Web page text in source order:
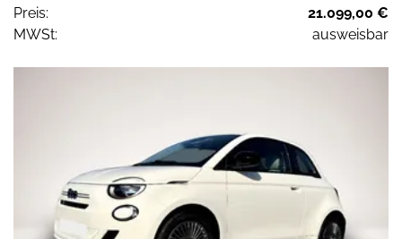
Preis:
21.099,00 €
MWSt:
ausweisbar